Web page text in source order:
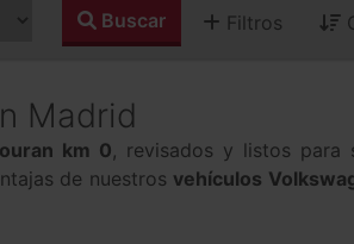
Buscar Filtros
Madrid
km 0, revisados y listos para
de nuestros vehículos